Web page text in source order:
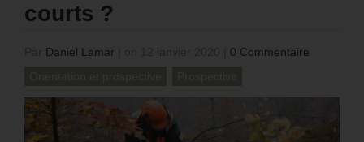
courts ?
Daniel Lamar
0 Commentaire